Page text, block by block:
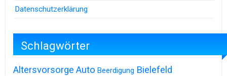
Datenschutzerklärung
Schlagwörter
Altersvorsorge Auto Beerdigung Bielefeld